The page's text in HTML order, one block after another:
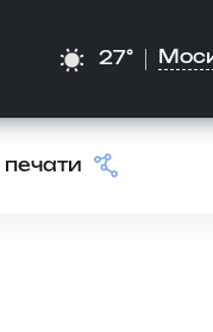
27°
печати